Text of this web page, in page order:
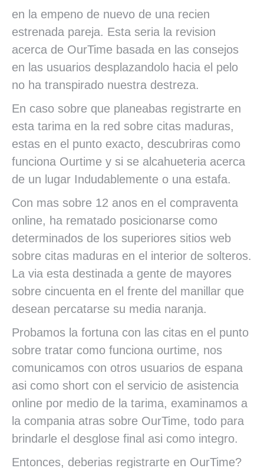
en la empeno de nuevo de una recien
estrenada pareja. Esta seri­a la revision
acerca de OurTime basada en las consejos
en las usuarios desplazandolo hacia el pelo
no ha transpirado nuestra destreza.
En caso sobre que planeabas registrarte en
esta tarima en la red sobre citas maduras,
estas en el punto exacto, descubriras como
funciona Ourtime y si se alcahueteria acerca
de un lugar Indudablemente o una estafa.
Con mas sobre 12 anos en el compraventa
online, ha rematado posicionarse como
determinados de los superiores sitios web
sobre citas maduras en el interior de solteros.
La vi­a esta destinada a gente de mayores
sobre cincuenta en el frente del manillar que
desean percatarse su media naranja.
Probamos la fortuna con las citas en el punto
sobre tratar como funciona ourtime, nos
comunicamos con otros usuarios de espana
asi­ como short con el servicio de asistencia
online por medio de la tarima, examinamos a
la compania atras sobre OurTime, todo para
brindarle el desglose final asi­ como integro.
Entonces, deberias registrarte en OurTime?